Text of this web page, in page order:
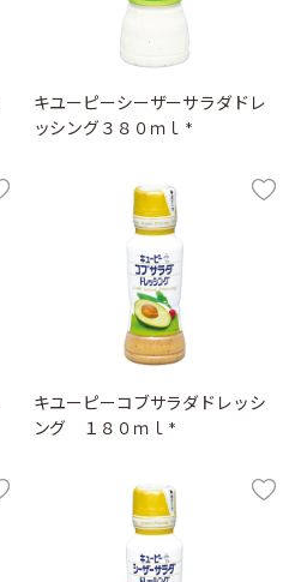
キユーピーシーザーサラダドレ
ッシング３８０ｍｌ *
キユーピーコブサラダドレッシ
ング １８０ｍｌ *